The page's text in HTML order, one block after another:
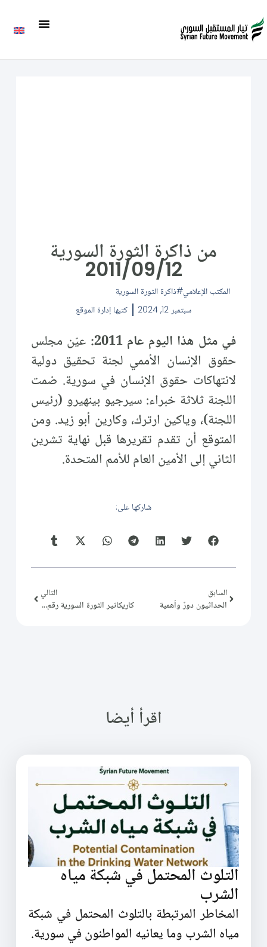
من ذاكرة الثورة السورية
2011/09/12
المكتب الإعلامي ذاكرة الثورة السورية
سبتمبر 12, 2024
كتبها إدارة الموقع
في مثل هذا اليوم عام 2011:
عيّن مجلس
حقوق الإنسان الأممي لجنة تحقيق دولية
لانتهاكات حقوق الإنسان في سورية. ضمت
اللجنة ثلاثة خبراء: سيرجيو بينهيرو (رئيس
اللجنة)، وياكين ارترك، وكارين أبو زيد. ومن
المتوقع أن تقدم تقريرها قبل نهاية تشرين
الثاني إلى الأمين العام للأمم المتحدة.
شاركها على:
السابق
الحداثيون دورٌ وأهمية
التالي
كاريكاتير الثورة السورية رقم (96)
اقرأ أيضا
التلوث المحتمل في شبكة مياه
الشرب
المخاطر المرتبطة بالتلوث المحتمل في شبكة
مياه الشرب وما يعانيه المواطنون في سورية.